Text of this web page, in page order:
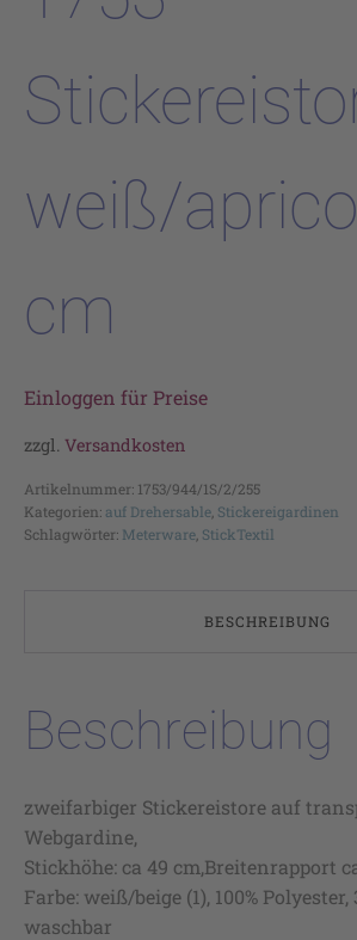
weiß/
cm
Einloggen für Preise
zzgl. Versandkosten
Artikelnummer: 1753/944/1S/2/255
Kategorien: auf Drehersable Stickereigardinen
Schlagwörter: Meterware StickTextil
BESCHREIBUNG
Beschreibung
zweifarbiger Stickereistore auf
Webgardine,
Stickhöhe: ca 49 cm,Breitenrapport
Farbe: weiß/beige (1), 100% Polyester,
waschbar